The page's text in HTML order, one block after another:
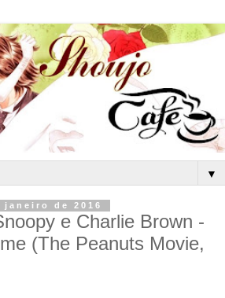
▼
de 2016
e Charlie Brown -
(The Peanuts Movie,